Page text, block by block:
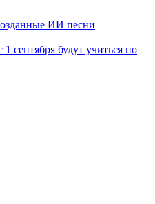
ИИ песни
сентября будут учиться по